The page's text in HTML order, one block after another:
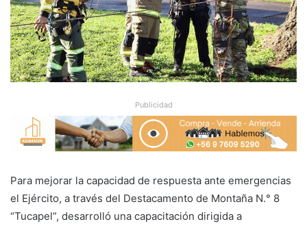
Publicidad
Para mejorar la capacidad de respuesta ante emergencias
el Ejército, a través del Destacamento de Montaña N.° 8
“Tucapel”, desarrolló una capacitación dirigida a